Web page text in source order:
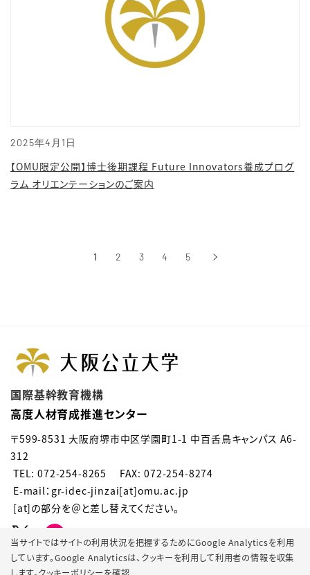
2025年4月1日
【OMU限定公開】博士後期課程 Future Innovators養成プログ
ラム オリエンテーションのご案内
1 2 3 4 5 ›次へ
当サイトではサイトの利用状況を把握するためにGoogle Analyticsを利用
しています。Google Analyticsは、 クッキーを利用して利用者の情報を収集
国際基幹教育機構
高度人材育成推進センター
〒599-8531 大阪府堺市中区学園町1-1 中百舌鳥キャンパス A6-
312
TEL: 072-254-8265 FAX: 072-254-8274
E-mail：gr-idec-jinzai[at]omu.ac.jp
[at]の部分を＠と差し替えてください。